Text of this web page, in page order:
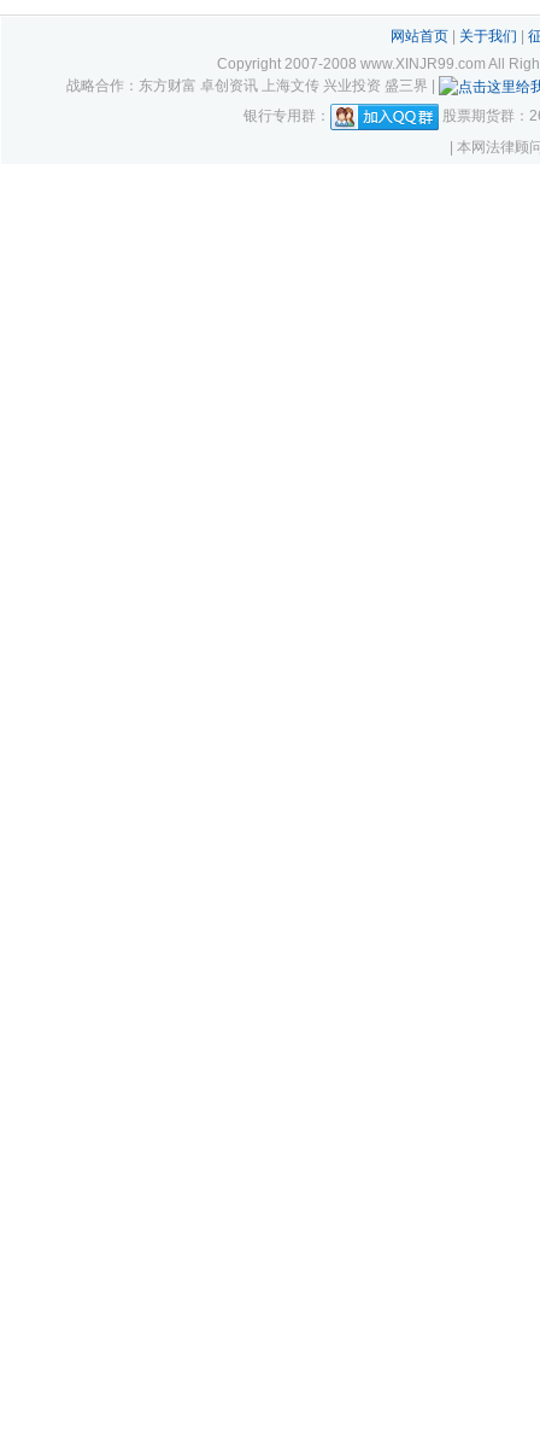
网站首页| 关于我们
Copyright 2007-2008 www.XINJR99.com All
战略合作：东方财富 卓创资讯 上海文传 兴业投资 盛三界 |
银行专用群：
股票期货群：
| 本网法律顾